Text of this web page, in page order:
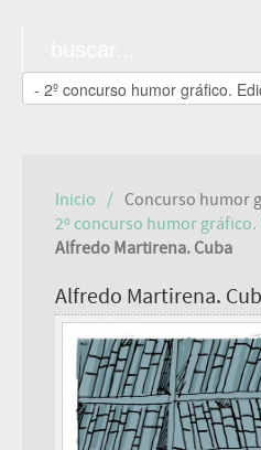
Inicio
Concurso humor
2º concurso humor gráfico.
Alfredo Martirena. Cuba
Alfredo Martirena.